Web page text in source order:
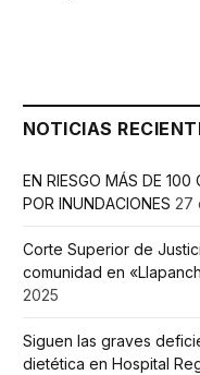
NOTICIAS
EN RIESGO MÁS DE 100
POR INUNDACIONES 27
Corte Superior de
comunidad en
2025
Siguen las graves
dietética en Hospital